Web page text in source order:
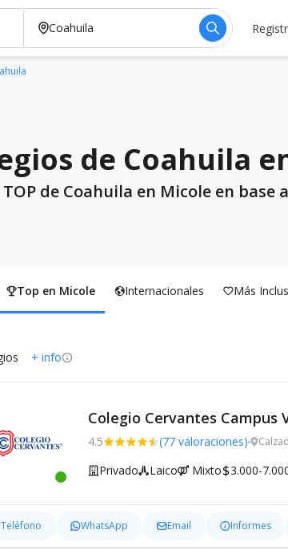
de Coahuila
de Coahuila en Micole en
Top en Micole Internacionales Más
+ info
Colegio Cervantes Campus
4.5 (77 valoraciones)
Privado Laico Mixto 3.000-
Teléfono WhatsApp Email Informes